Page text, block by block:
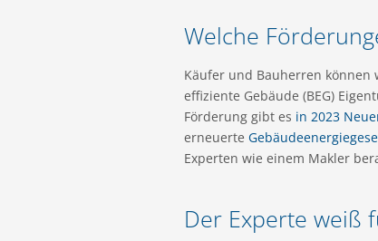
Welche
Käufer und Bauherren
effiziente Gebäude (BEG)
Förderung gibt es in 2023
erneuerte
Experten wie einem Makler
Der Experte weiß